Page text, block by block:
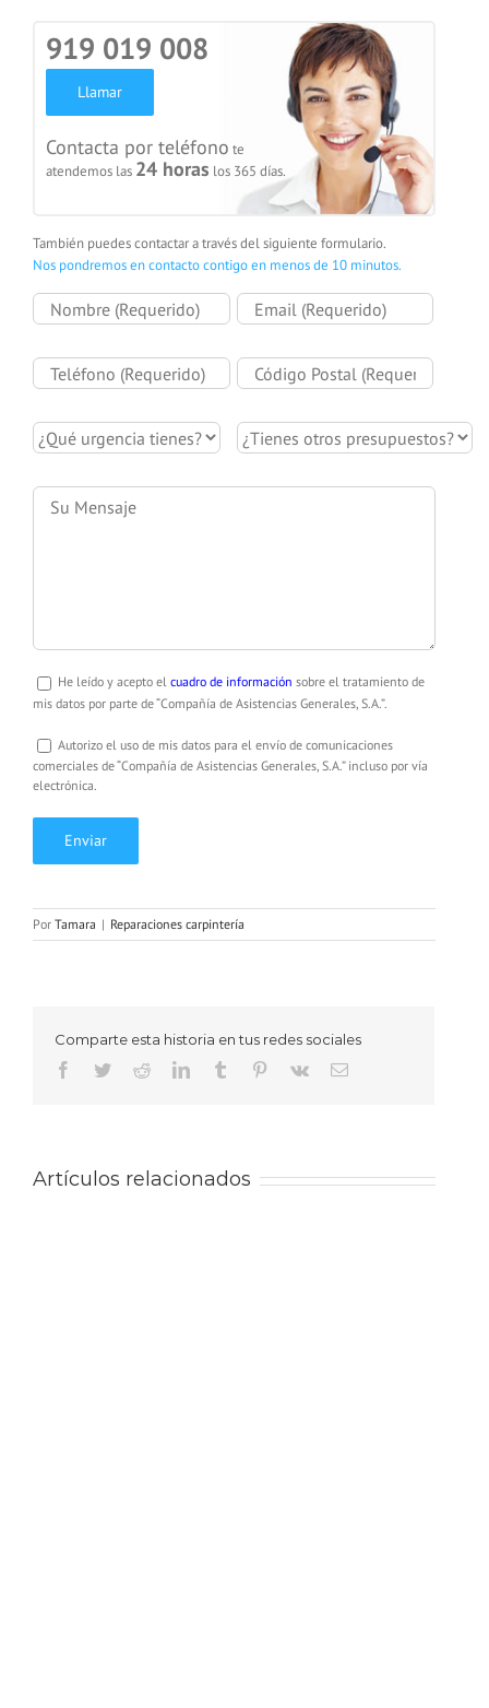
919 019 008
Llamar
Contacta por teléfono te
atendemos las 24 horas los 365 días.
También puedes contactar a través del siguiente formulario.
Nos pondremos en contacto contigo en menos de 10 minutos.
He leído y acepto el cuadro de información sobre el tratamiento de
mis datos por parte de “Compañía de Asistencias Generales, S.A.”.
Autorizo el uso de mis datos para el envío de comunicaciones
comerciales de “Compañía de Asistencias Generales, S.A.” incluso por vía
electrónica.
Por Tamara | Reparaciones carpintería
Comparte esta historia en tus redes sociales
Facebook
TwitterRedditLinkedInTumblr Pinterest
Vk
Correo
Artículos relacionados